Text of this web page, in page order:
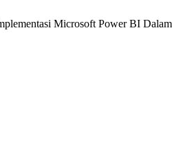
Microsoft Power BI